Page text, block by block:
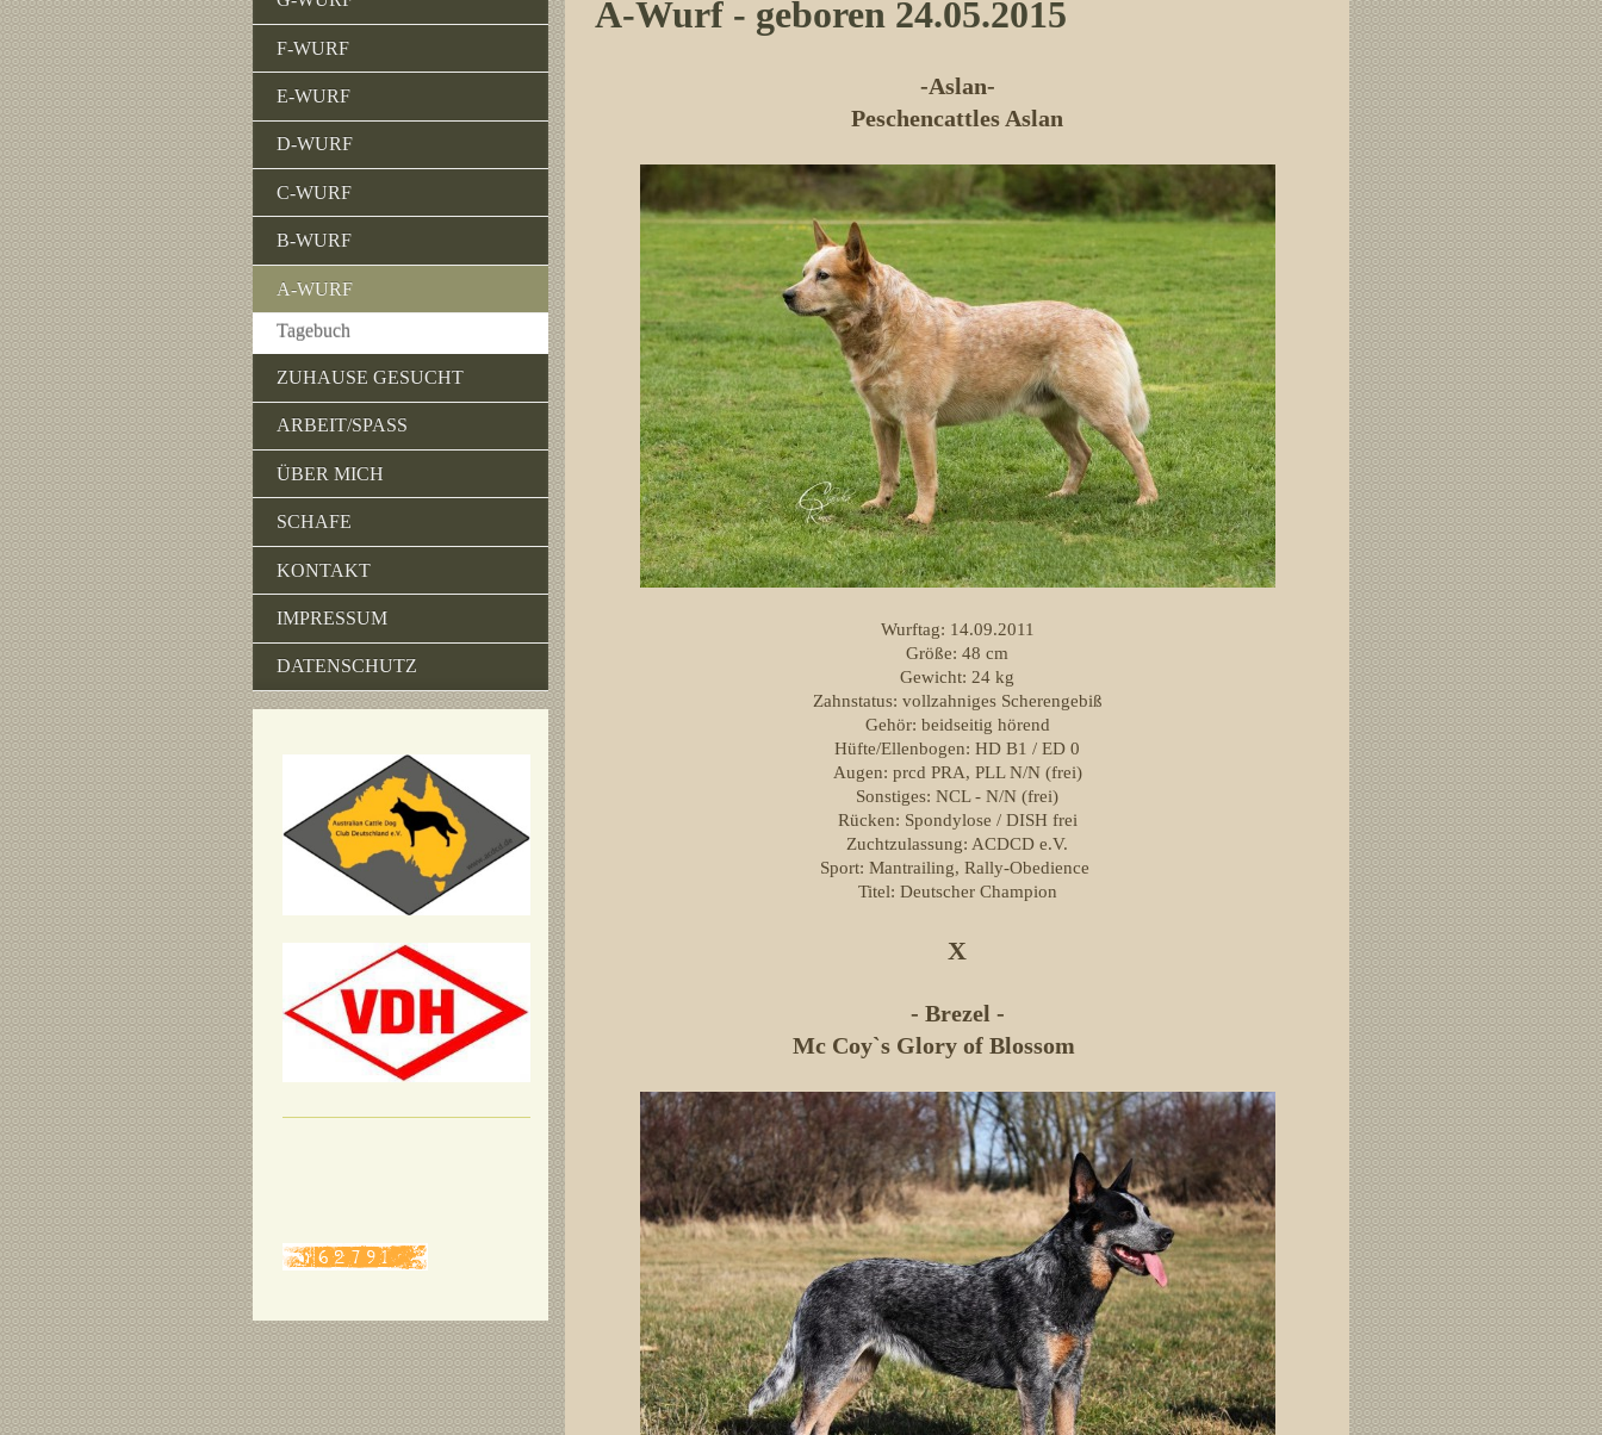
A-Wurf - geboren 24.05.2015
-Aslan-
Peschencattles Aslan
Wurftag: 14.09.2011
Größe: 48 cm
Gewicht: 24 kg
Zahnstatus: vollzahniges Scherengebiß
Gehör: beidseitig hörend
Hüfte/Ellenbogen: HD B1 / ED 0
Augen: prcd PRA, PLL N/N (frei)
Sonstiges: NCL - N/N (frei)
Rücken: Spondylose / DISH frei
Zuchtzulassung: ACDCD e.V.
Sport: Mantrailing, Rally-Obedience
Titel: Deutscher Champion
X
- Brezel -
Mc Coy`s Glory of Blossom
F-WURF
E-WURF
D-WURF
C-WURF
B-WURF
A-WURF
Tagebuch
ZUHAUSE GESUCHT
ARBEIT/SPASS
ÜBER MICH
SCHAFE
KONTAKT
IMPRESSUM
DATENSCHUTZ